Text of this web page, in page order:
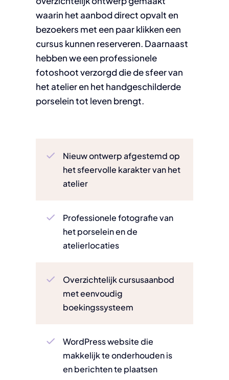
waarin het aanbod direct opvalt en
bezoekers met een paar klikken een
cursus kunnen reserveren. Daarnaast
hebben we een professionele
fotoshoot verzorgd die de sfeer van
het atelier en het handgeschilderde
porselein tot leven brengt.
Nieuw ontwerp afgestemd op
het sfeervolle karakter van het
atelier
Professionele fotografie van
het porselein en de
atelierlocaties
Overzichtelijk cursusaanbod
met eenvoudig
boekingssysteem
WordPress website die
makkelijk te onderhouden is
en berichten te plaatsen